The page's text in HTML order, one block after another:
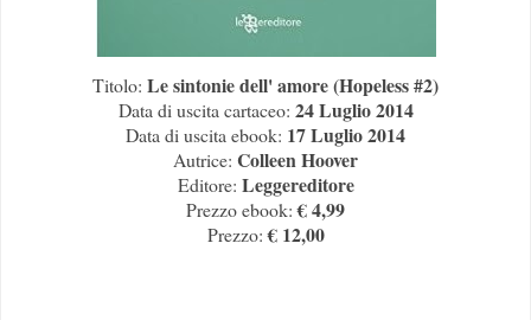
Titolo: Le sintonie dell' amore (Hopeless #2)
Data di uscita cartaceo: 24 Luglio 2014
Data di uscita ebook: 17 Luglio 2014
Autrice: Colleen Hoover
Editore: Leggereditore
Prezzo ebook:€ 4,99
Prezzo:€ 12,00